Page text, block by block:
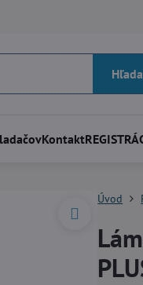
Kontakt
Úvod